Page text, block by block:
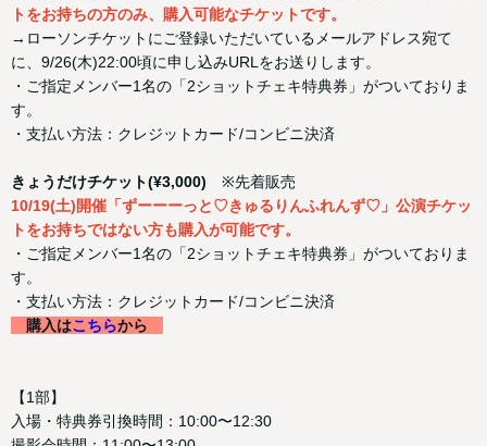
トをお持ちの方のみ、購入可能なチケットです。
→ローソンチケットにご登録いただいているメールアドレス宛て
に、9/26(木)22:00頃に申し込みURLをお送りします。
・ご指定メンバー1名の「2ショットチェキ特典券」がついておりま
す。
・支払い方法：クレジットカード/コンビニ決済
きょうだけチケット(¥3,000) ※先着販売
10/19(土)開催「ずーーーっと♡きゅるりんふれんず♡」公演チケッ
トをお持ちではない方も購入が可能です。
・ご指定メンバー1名の「2ショットチェキ特典券」がついておりま
す。
・支払い方法：クレジットカード/コンビニ決済
購入はこちらから
【1部】
入場・特典券引換時間：10:00〜12:30